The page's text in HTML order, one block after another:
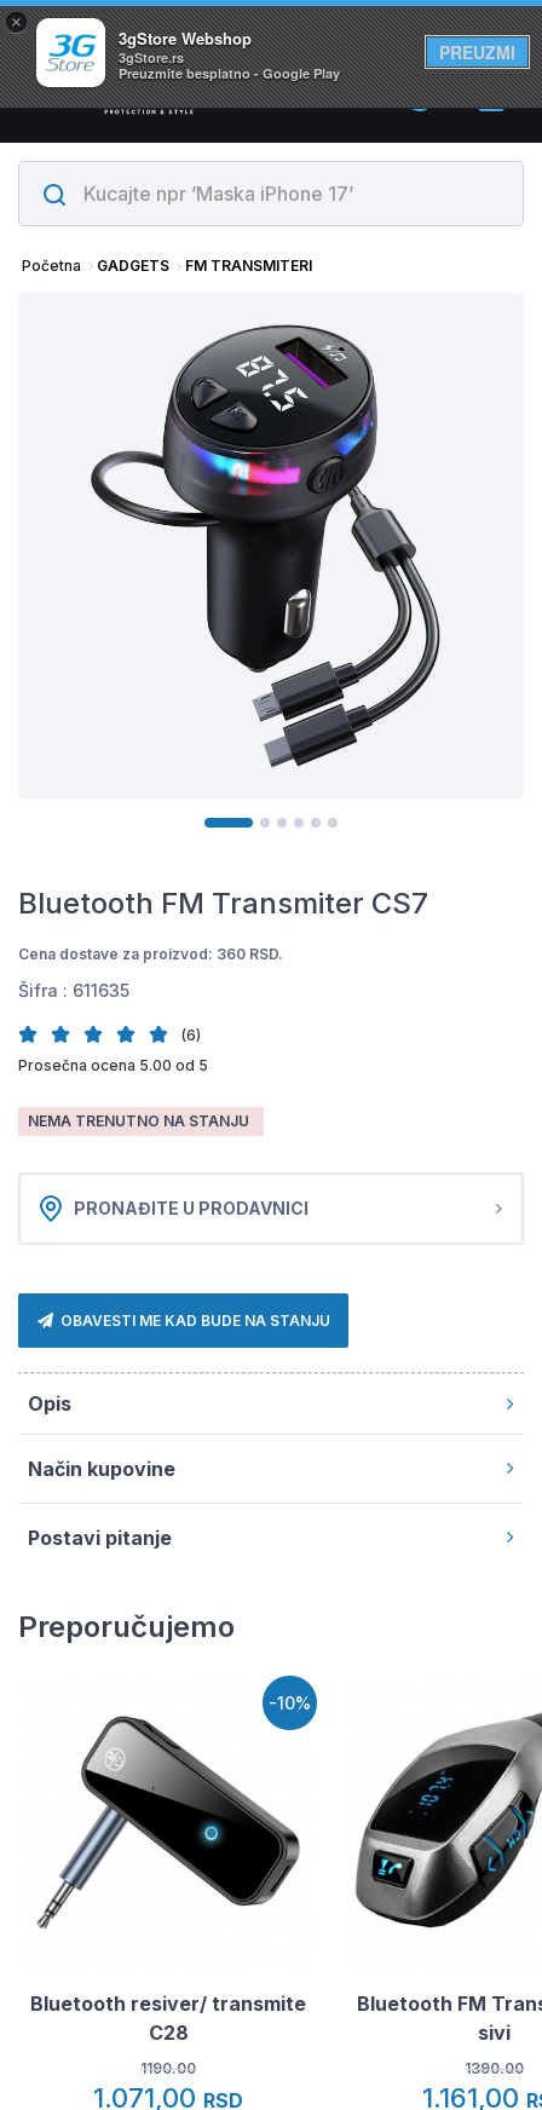
×
3gStore Webshop
3gStore.rs
Preuzmite besplatno - Google Play
PREUZMI
Svi proizvodi su na lageru. Slanje istog dana!
0
Početna GADGETS FM TRANSMITERI
Bluetooth FM Transmiter CS7
Cena dostave za proizvod: 360 RSD.
Šifra : 611635
(6)
Prosečna ocena 5.00 od 5
NEMA TRENUTNO NA STANJU
PRONAĐITE U PRODAVNICI
OBAVESTI ME KAD BUDE NA STANJU
Opis
Način kupovine
Postavi pitanje
Preporučujemo
-10%
Bluetooth resiver/ transmite
C28
1190.00
1.071,00 RSD
Bluetooth FM
sivi
1390.00
1.161,00